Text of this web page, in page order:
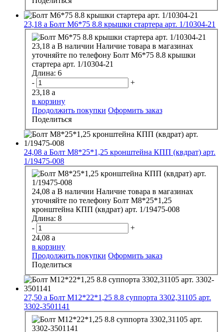
23,18 a Болт М6*75 8.8 крышки стартера арт. 1/10304-21
23,18 a В наличии Наличие товара в магазинах
уточняйте по телефону Болт М6*75 8.8 крышки
стартера арт. 1/10304-21
Длина: 6
-
+
23,18 a
в корзину
Продолжить покупки Оформить заказ
Поделиться
24,08 a Болт М8*25*1,25 кронштейна КПП (квдрат) арт.
1/19475-008
24,08 a В наличии Наличие товара в магазинах
уточняйте по телефону Болт М8*25*1,25
кронштейна КПП (квдрат) арт. 1/19475-008
Длина: 8
-
+
24,08 a
в корзину
Продолжить покупки Оформить заказ
Поделиться
27,50 a Болт М12*22*1,25 8.8 суппорта 3302,31105 арт.
3302-3501141